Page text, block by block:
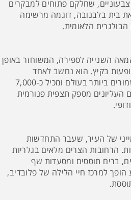
שחלקם פתוחים למבקרים
בית בלבנובה, דוגמה מרשימה
הלאומית.
השנייה לספירה, המשוחזר באופן
בקיץ. הוא נחשב לאחד
התיאטראות הרומיים השמורים ביותר בעולם ומכיל כ-7,000
העליונים מספק תצפית פנורמית
של העיר, שעבר התחדשות
הרחובות הצרים מלאים בגלריות
ברים תוססים ומסעדות שף
הופך למרכז חיי הלילה של פלובדיב,